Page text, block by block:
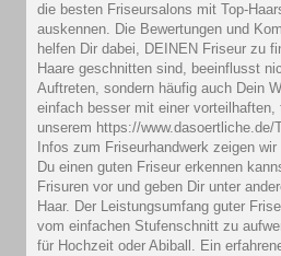
die besten Friseursalons mit Top-
auskennen. Die Bewertungen und
helfen Dir dabei, DEINEN Friseur zu
Haare geschnitten sind, beeinflusst
Auftreten, sondern häufig auch Dein
einfach besser mit einer vorteilhaften,
unserem https://www.dasoertliche.de/
Infos zum Friseurhandwerk zeigen
Du einen guten Friseur erkennen
Frisuren vor und geben Dir unter
Haar. Der Leistungsumfang guter
vom einfachen Stufenschnitt zu
für Hochzeit oder Abiball. Ein